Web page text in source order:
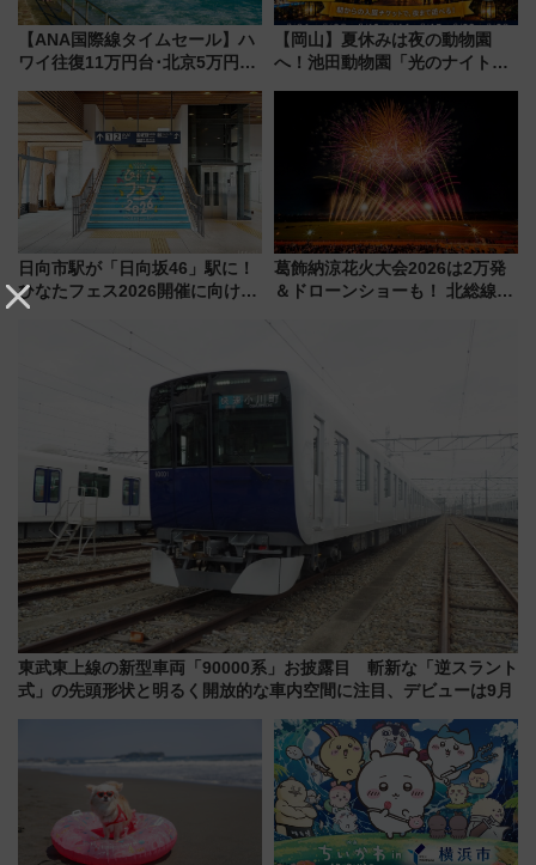
【ANA国際線タイムセール】ハ
ワイ往復11万円台･北京5万円台
来春のGW旅行まで狙える激ア
ツ路線まとめ（8/10まで）
【岡山】夏休みは夜の動物園
へ！池田動物園「光のナイトズ
日向市駅が「日向坂46」駅に！
ひなたフェス2026開催に向けJR
九州が記念きっぷや臨時列車で
全力応援 夜行列車「ドリーム
葛飾納涼花火大会2026は2万発
＆ドローンショーも！ 北総線を
東武東上線の新型車両「90000系」お披露目 斬新な「逆スラント
式」の先頭形状と明るく開放的な車内空間に注目、デビューは9月